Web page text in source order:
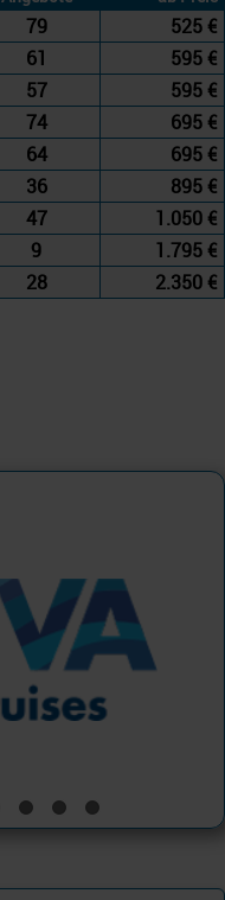
79
525 €
61
595 €
57
595 €
74
695 €
64
695 €
36
895 €
47
1.050 €
9
1.795 €
28 2.350 €